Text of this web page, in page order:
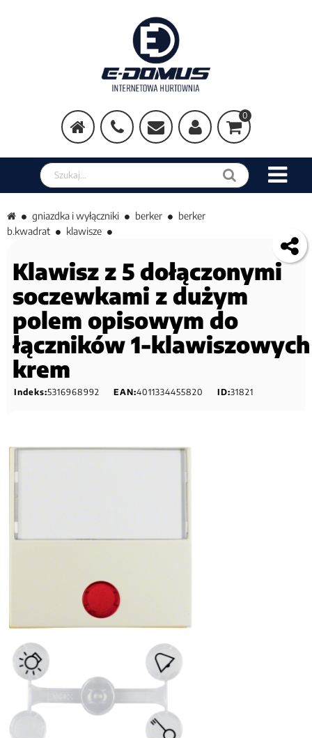
0
Szukaj w sklepie
gniazdka i wyłączniki berker
berker
b.kwadrat
klawisze
Klawisz z 5 dołączonymi
soczewkami z dużym
polem opisowym do
łączników 1-klawiszowych
krem
Indeks:5316968992 EAN:4011334455820 ID:31821